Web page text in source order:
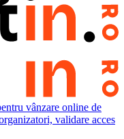
vânzare online de
validare acces